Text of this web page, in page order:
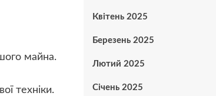
майна.
техніки.
Квітень 2025
Березень 2025
Лютий 2025
Січень 2025